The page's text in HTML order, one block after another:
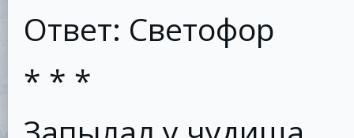
Ответ: Светофор
* * *